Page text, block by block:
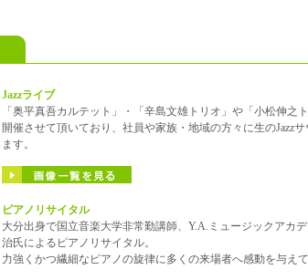
Jazzライブ
「奥平真吾カルテット」・「辛島文雄トリオ」や「小松伸之
開催させて頂いており、社員や家族・地域の方々に生のJazz
ます。
ピアノリサイタル
大分出身で国立音楽大学非常勤講師、Y.A.ミュージックアカ
治氏によるピアノリサイタル。
力強くかつ繊細なピアノの旋律に多くの来場者へ感動を与えて